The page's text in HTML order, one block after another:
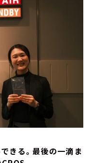
きる。最後の一滴ま